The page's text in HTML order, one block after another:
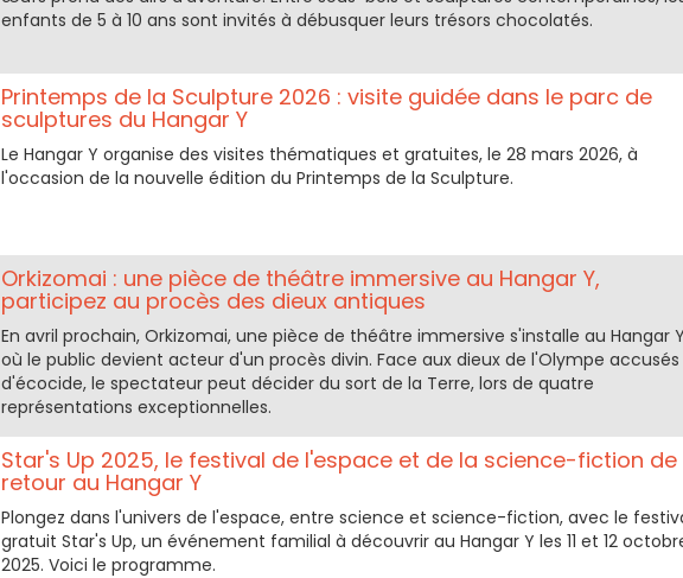
enfants de 5 à 10 ans sont invités à débusquer leurs trésors chocolatés.
Printemps de la Sculpture 2026 : visite guidée dans le parc de
sculptures du Hangar Y
Le Hangar Y organise des visites thématiques et gratuites, le 28 mars 2026, à
l'occasion de la nouvelle édition du Printemps de la Sculpture.
Orkizomai : une pièce de théâtre immersive au Hangar Y,
participez au procès des dieux antiques
En avril prochain, Orkizomai, une pièce de théâtre immersive s'installe au Hangar
où le public devient acteur d'un procès divin. Face aux dieux de l'Olympe accusés
d'écocide, le spectateur peut décider du sort de la Terre, lors de quatre
représentations exceptionnelles.
Star's Up 2025, le festival de l'espace et de la science-fiction de
retour au Hangar Y
Plongez dans l'univers de l'espace, entre science et science-fiction, avec le
gratuit Star's Up, un événement familial à découvrir au Hangar Y les 11 et 12
2025. Voici le programme.